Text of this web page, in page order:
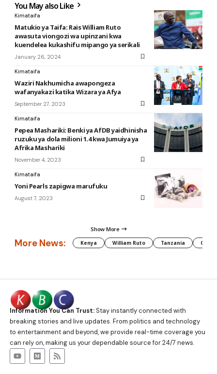
You May also Like
Kimataifa
Matukio ya Taifa: Rais William Ruto
awasuta viongozi wa upinzani kwa
kuendelea kukashifu mipango ya serikali
January 26, 2024
Kimataifa
Waziri Nakhumicha awapongeza
wafanyakazi katika Wizara ya Afya
September 27, 2023
Kimataifa
Pepea Mashariki: Benki ya AfDB yaidhinisha
ruzuku ya dola milioni 1.4 kwa Jumuiya ya
Afrika Mashariki
November 4, 2023
Kimataifa
Yoni Pearls zapigwa marufuku
August 7, 2023
Show More
More News: Kenya William Ruto Tanzania CAF
Information You Can Trust:Stay instantly connected with
breaking stories and live updates. From politics and technology
to entertainment and beyond, we provide real-time coverage you
can rely on, making us your dependable source for 24/7 news.